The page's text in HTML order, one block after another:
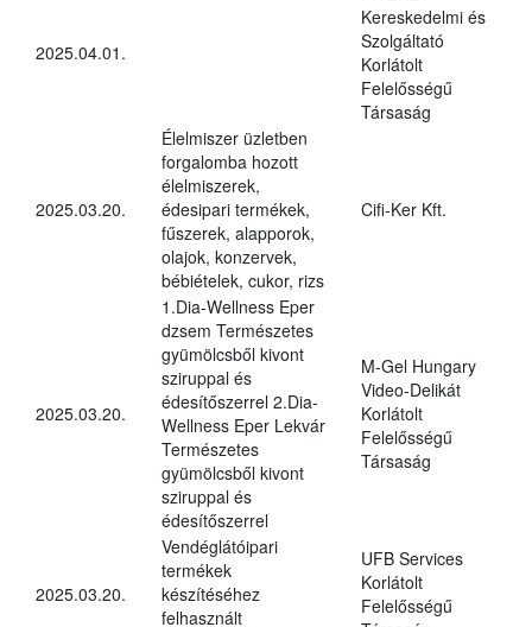
2025.04.01.
Kereskedelmi és
Szolgáltató
Korlátolt
Felelősségű
Társaság
2025.03.20.
Élelmiszer üzletben
forgalomba hozott
élelmiszerek,
édesipari termékek,
fűszerek, alapporok,
olajok, konzervek,
bébiételek, cukor, rizs
Cifi-Ker Kft.
2025.03.20.
1.Dia-Wellness Eper
dzsem Természetes
gyümölcsből kivont
sziruppal és
édesítőszerrel 2.Dia-
Wellness Eper Lekvár
Természetes
gyümölcsből kivont
sziruppal és
édesítőszerrel
M-Gel Hungary
Video-Delikát
Korlátolt
Felelősségű
Társaság
2025.03.20.
Vendéglátóipari
termékek
készítéséhez
felhasznált
UFB Services
Korlátolt
Felelősségű